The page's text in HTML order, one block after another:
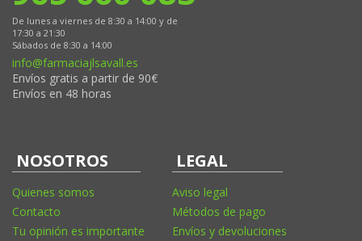
De lunes a viernes de 8:30 a 14:00 y de
17:30 a 21:30
Sábados de 8:30 a 14:00
info@farmaciajlsavall.es
Envíos gratis a partir de 90€
Envíos en 48 horas
NOSOTROS
Quienes somos
Contacto
Tu opinión es importante
LEGAL
Aviso legal
Métodos de pago
Envíos y devoluciones